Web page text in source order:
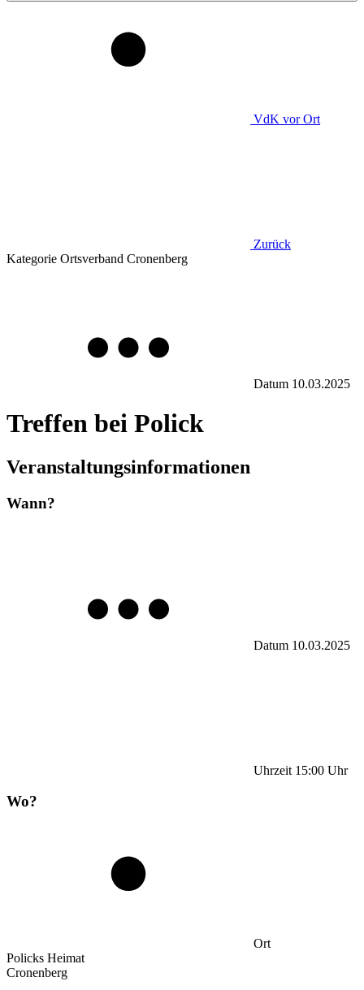
VdK vor Ort
Zurück
Kategorie Ortsverband Cronenberg
Datum 10.03.2025
Treffen bei Polick
Veranstaltungsinformationen
Wann?
Datum 10.03.2025
Uhrzeit 15:00 Uhr
Wo?
Ort
Policks Heimat
Cronenberg